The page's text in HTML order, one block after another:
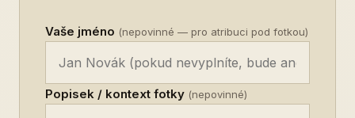
Vaše jméno (nepovinné — pro atribuci pod fotkou)
Popisek / kontext fotky (nepovinné)